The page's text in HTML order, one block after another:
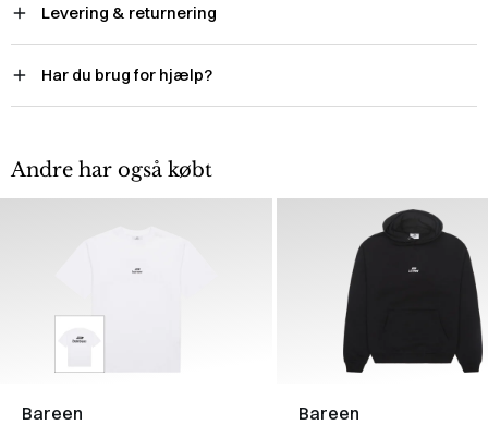
Levering & returnering
Har du brug for hjælp?
Andre har også købt
Bareen Bareen